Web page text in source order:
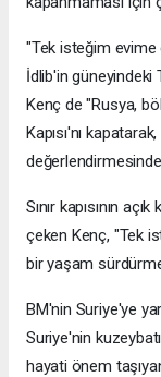
"Tek isteğim evime
İdlib'in güneyindeki
Kenç de "Rusya,
Kapısı'nı
Sınır kapısının
çeken Kenç, "Tek
bir yaşam
BM'nin Suriye'ye
Suriye'nin
hayati önem